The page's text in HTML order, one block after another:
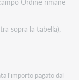
sopra la tabella),
l'importo pagato dal